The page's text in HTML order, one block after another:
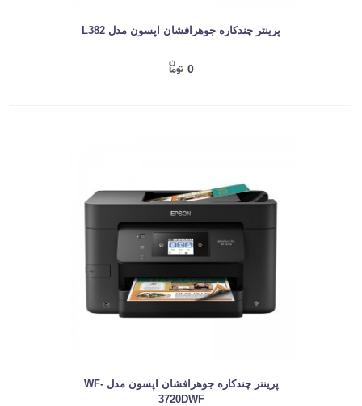
پرینتر چندکاره جوهرافشان اپسون مدل L382
0
پرینتر چندکاره جوهرافشان اپسون مدل WF-
3720DWF